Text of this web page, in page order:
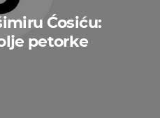
Ćosiću:
petorke